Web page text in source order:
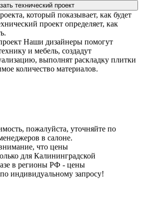
технический проект
который показывает, как будет
проект определяет, как
Наши дизайнеры помогут
и мебель, создадут
выполнят раскладку плитки
количество материалов.
пожалуйста, уточняйте по
в салоне.
что цены
для Калининградской
в регионы РФ - цены
индивидуальному запросу!